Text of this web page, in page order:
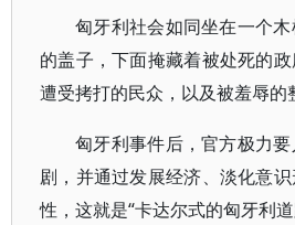
匈牙利社会如同坐在一个
的盖子，下面掩藏着被处死的
遭受拷打的民众，以及被羞辱的
匈牙利事件后，官方极力
剧，并通过发展经济、淡化意
性，这就是“卡达尔式的匈牙利道